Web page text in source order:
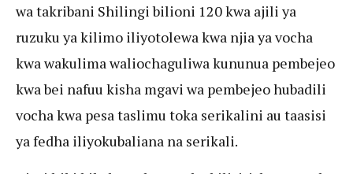
wa takribani Shilingi bilioni 120 kwa ajili ya
ruzuku ya kilimo iliyotolewa kwa njia ya vocha
kwa wakulima waliochaguliwa kununua pembejeo
kwa bei nafuu kisha mgavi wa pembejeo hubadili
vocha kwa pesa taslimu toka serikalini au taasisi
ya fedha iliyokubaliana na serikali.